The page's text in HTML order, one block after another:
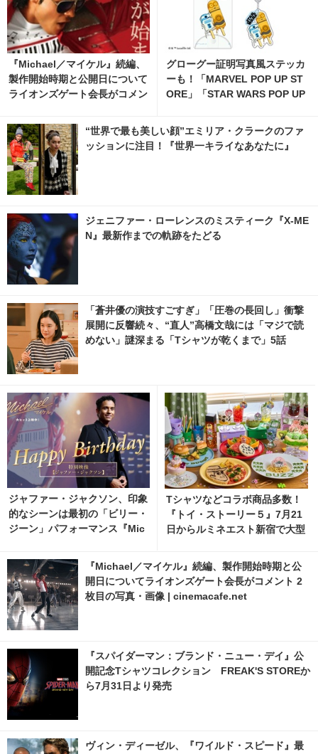
『Michael／マイケル』続編、
製作開始時期と公開日について
ライオンズゲート会長がコメン
acafe.net
グローグー証明写真風ステッカ
ーも！「MARVEL POP UP ST
ORE」「STAR WARS POP UP
伊勢丹で開催 8枚目の写真・画
像 | cinemacafe.net
“世界で最も美しい顔”エミリア・クラークのファ
ッションに注目！『世界一キライなあなたに』
ジェニファー・ローレンスのミスティーク『X-ME
N』最新作までの軌跡をたどる
「蒼井優の演技すごすぎ」「圧巻の長回し」衝撃
展開に反響続々、“直人”高橋文哉には「マジで読
めない」謎深まる「Tシャツが乾くまで」5話
ジャファー・ジャクソン、印象
的なシーンは最初の「ビリー・
ジーン」パフォーマンス『Mic
ー動画
Tシャツなどコラボ商品多数！
『トイ・ストーリー５』7月21
日からルミネエスト新宿で大型
『Michael／マイケル』続編、製作開始時期と公
開日についてライオンズゲート会長がコメント 2
枚目の写真・画像 | cinemacafe.net
『スパイダーマン：ブランド・ニュー・デイ』公
開記念Tシャツコレクション FREAK'S STOREか
ら7月31日より発売
ヴィン・ディーゼル、『ワイルド・スピード』最